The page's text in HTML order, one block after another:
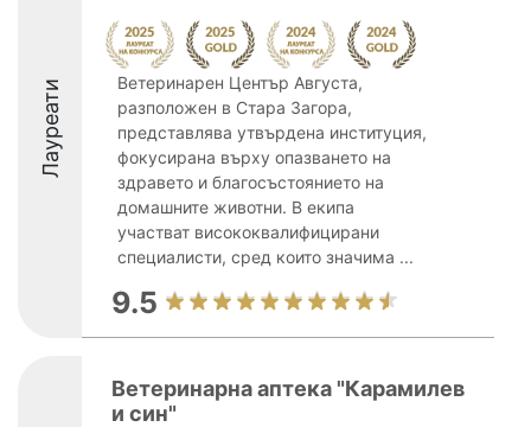
Лауреати
Ветеринарен Център Августа,
разположен в Стара Загора,
представлява утвърдена институция,
фокусирана върху опазването на
здравето и благосъстоянието на
домашните животни. В екипа
участват висококвалифицирани
специалисти, сред които значима ...
9.5
Ветеринарна аптека "Карамилев
и син"